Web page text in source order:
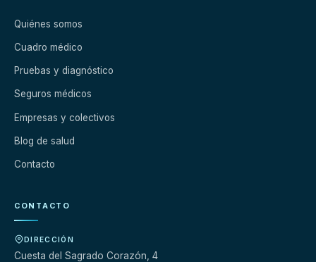
Quiénes somos
Cuadro médico
Pruebas y diagnóstico
Seguros médicos
Empresas y colectivos
Blog de salud
Contacto
CONTACTO
DIRECCIÓN
Cuesta del Sagrado Corazón, 4